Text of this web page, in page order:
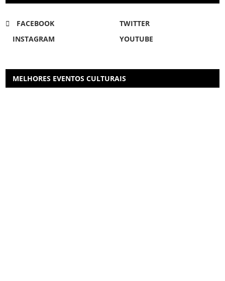
FACEBOOK
TWITTER
INSTAGRAM
YOUTUBE
MELHORES EVENTOS CULTURAIS